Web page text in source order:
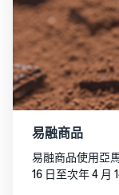
易融商品
易融商品使用亞
16 日至次年 4 月